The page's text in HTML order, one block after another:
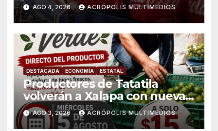
AGO 4, 2026 ACRÓPOLIS MULTIMEDIOS
DESTACADA ECONOMÍA ESTATAL
Productores de Tatatila
volverán a Xalapa con nueva
jornada de venta de higo
fresco
AGO 3, 2026 ACRÓPOLIS MULTIMEDIOS